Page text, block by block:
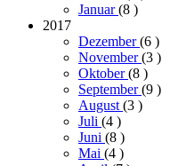
Januar(8 )
2017
Dezember(6 )
November(3 )
Oktober(8 )
September(9 )
August (3 )
Juli (4 )
Juni (8 )
Mai (4 )